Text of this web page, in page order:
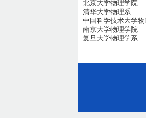
北京大学物理学院
清华大学物理系
中国科学技术大学
南京大学物理学院
复旦大学物理学系